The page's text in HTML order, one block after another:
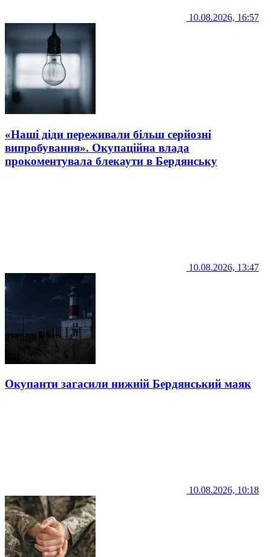
10.08.2026, 16:57
«Наші діди переживали більш серйозні
випробування». Окупаційна влада
прокоментувала блекаути в Бердянську
10.08.2026, 13:47
Окупанти загасили нижній Бердянський маяк
10.08.2026, 10:18